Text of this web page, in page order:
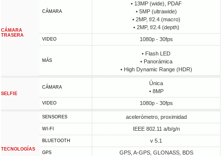
CÁMARA
TRASERA
CÁMARA
• 13MP (wide), PDAF
• 5MP (ultrawide)
• 2MP, f/2.4 (macro)
• 2MP, f/2.4 (depth)
VIDEO 1080p - 30fps
MÁS
• Flash LED
• Panorámica
• High Dynamic Range (HDR)
SELFIE
CÁMARA
Única
• 8MP
VIDEO 1080p - 30fps
TECNOLOGÍAS
SENSORES acelerómetro, proximidad
WI-FI IEEE 802.11 a/b/g/n
BLUETOOTH v 5.1
GPS
GPS, A-GPS, GLONASS, BDS